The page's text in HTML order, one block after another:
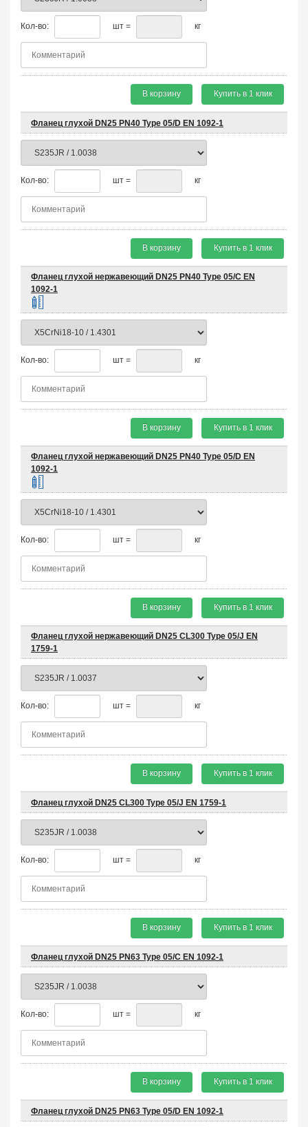
Кол-во: шт = кг
В корзину Купить в 1 клик
Фланец глухой DN25 PN40 Type 05/D EN 1092-1
Кол-во: шт = кг
В корзину Купить в 1 клик
Фланец глухой нержавеющий DN25 PN40 Type 05/C EN
1092-1
Кол-во: шт = кг
В корзину Купить в 1 клик
Фланец глухой нержавеющий DN25 PN40 Type 05/D EN
1092-1
Кол-во: шт = кг
В корзину Купить в 1 клик
Фланец глухой нержавеющий DN25 CL300 Type 05/J EN
1759-1
Кол-во: шт = кг
В корзину Купить в 1 клик
Фланец глухой DN25 CL300 Type 05/J EN 1759-1
Кол-во: шт = кг
В корзину Купить в 1 клик
Фланец глухой DN25 PN63 Type 05/C EN 1092-1
Кол-во: шт = кг
В корзину Купить в 1 клик
Фланец глухой DN25 PN63 Type 05/D EN 1092-1